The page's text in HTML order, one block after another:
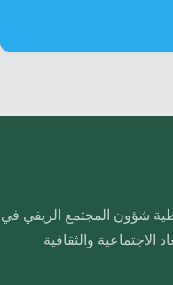
شؤون المجتمع الريفي في
والثقافية